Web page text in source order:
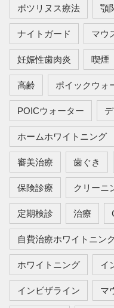
ボツリヌス療法 顎
ナイトガード マウ
妊娠性歯肉炎 喫煙
高齢 ポイックウォ
POICウォーター
ホームホワイトニング
審美治療 歯ぐき
保険診療 クリーニ
定期検診 治療
自費治療ホワイトニン
ホワイトニング イ
インビザライン マ